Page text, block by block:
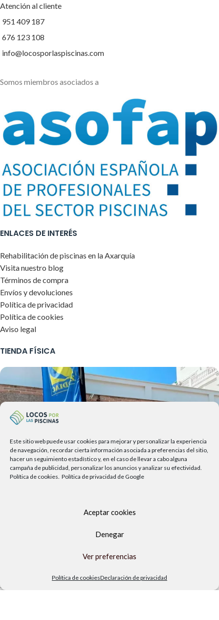
Este sitio web puede usar cookies para mejorar y personalizar la experiencia
de navegación, recordar cierta información asociada a preferencias del sitio,
hacer un seguimiento estadístico y, en el caso de llevar a cabo alguna
campaña de publicidad, personalizar los anuncios y analizar su efectividad.
Política de cookies. Política de privacidad de Google
Aceptar cookies
Denegar
Ver preferencias
Política de cookiesDeclaración de privacidad
Atención al cliente
951 409 187
676 123 108
info@locosporlaspiscinas.com
Somos miembros asociados a
ENLACES DE INTERÉS
Rehabilitación de piscinas en la Axarquía
Visita nuestro blog
Términos de compra
Envíos y devoluciones
Política de privacidad
Política de cookies
Aviso legal
TIENDA FÍSICA
Sábados